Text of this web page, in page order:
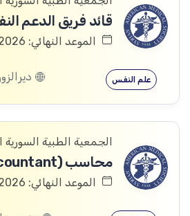
قائد فريق الدعم
الموعد النهائي: 06/08/2026
علم النفس ديرالزور
الجمعية الطبية السورية
محاسب (Accountant)
الموعد النهائي: 01/08/2026